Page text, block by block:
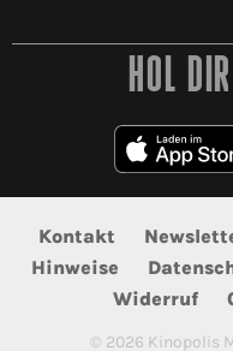
HOL
Kontakt
Hinweise
Widerruf
© 2026 Kinopolis